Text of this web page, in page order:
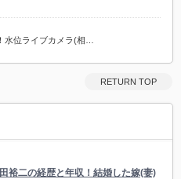
水位ライブカメラ(相…
RETURN TOP
裕二の経歴と年収！結婚した嫁(妻)